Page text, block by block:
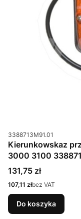
Kod produktu
3388713M91.01
Kierunkowskaz
3000 3100
Cena
131,75 zł
Cena
107,11 złbez VAT
Do koszyka